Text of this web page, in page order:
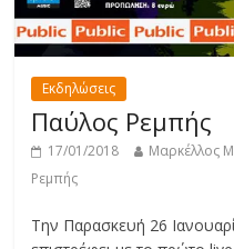
Εκδηλώσεις
Παύλος Ρεμπής
17/01/2018 Μαρκέλλος
Ρεμπής
Την Παρασκευή 26